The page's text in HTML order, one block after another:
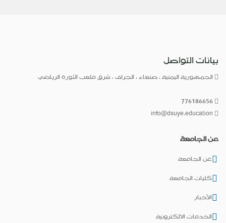
بيانات التواصل
الجمهورية اليمنية ، صنعاء ، الجراف ، شرق ملعب الثورة الرياضي
عن الجامعة
عن الجامعة
كليات الجامعة
الأخبار
الخدمات الالكترونية